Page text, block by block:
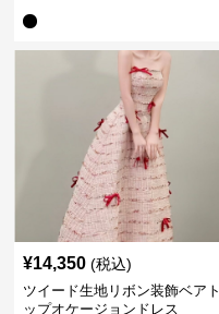
¥14,350 (税込)
ツイード生地リボン装飾ベアト
ップオケージョンドレス